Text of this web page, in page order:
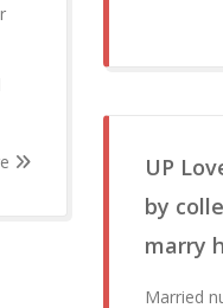
UP
by
marry
Married